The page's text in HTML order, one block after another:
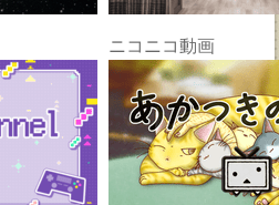
ニコニコ動画